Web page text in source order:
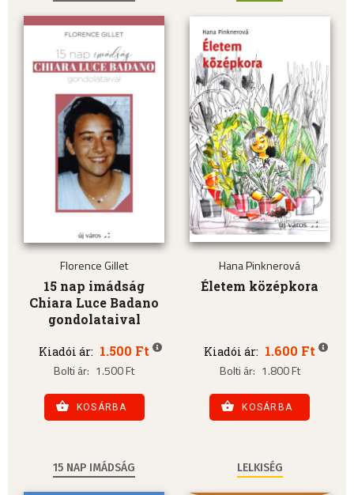
Florence Gillet
15 nap imádság
Chiara Luce Badano
gondolataival
Kiadói ár: 1.500 Ft
Bolti ár: 1.500 Ft
KOSÁRBA
Hana Pinknerová
Életem középkora
Kiadói ár: 1.600 Ft
Bolti ár: 1.800 Ft
KOSÁRBA
15 NAP IMÁDSÁG LELKISÉG